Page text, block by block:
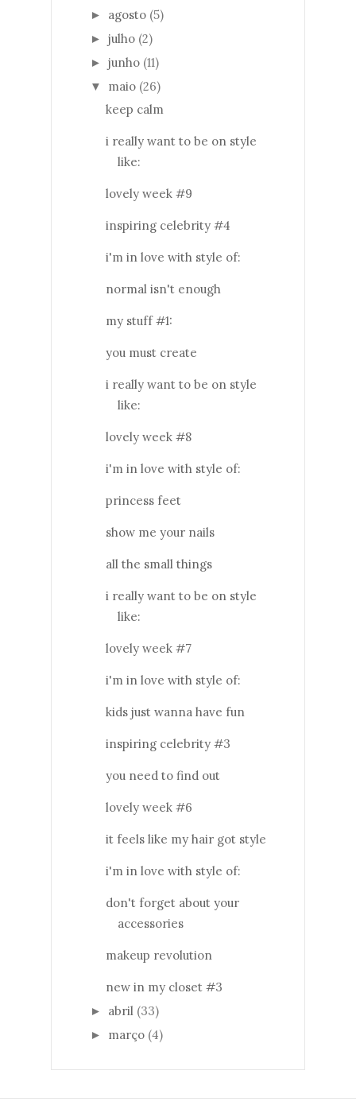
► agosto (5)
► julho (2)
► junho (11)
▼ maio (26)
keep calm
i really want to be on style
like:
lovely week #9
inspiring celebrity #4
i'm in love with style of:
normal isn't enough
my stuff #1:
you must create
i really want to be on style
like:
lovely week #8
i'm in love with style of:
princess feet
show me your nails
all the small things
i really want to be on style
like:
lovely week #7
i'm in love with style of:
kids just wanna have fun
inspiring celebrity #3
you need to find out
lovely week #6
it feels like my hair got style
i'm in love with style of:
don't forget about your
accessories
makeup revolution
new in my closet #3
► abril (33)
► março (4)